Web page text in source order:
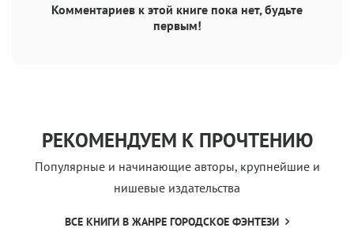
Комментариев к этой книге пока нет, будьте
первым!
РЕКОМЕНДУЕМ К ПРОЧТЕНИЮ
Популярные и начинающие авторы, крупнейшие и
нишевые издательства
ВСЕ КНИГИ В ЖАНРЕ ГОРОДСКОЕ ФЭНТЕЗИ